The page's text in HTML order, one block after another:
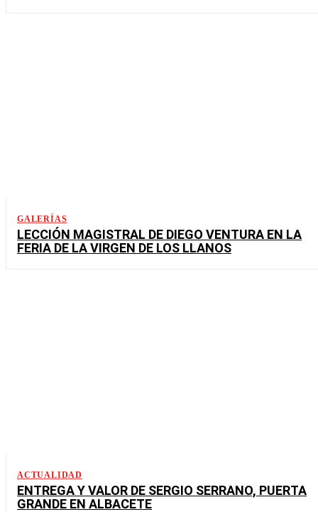
GALERÍAS
LECCIÓN MAGISTRAL DE DIEGO VENTURA EN LA
FERIA DE LA VIRGEN DE LOS LLANOS
ACTUALIDAD
ENTREGA Y VALOR DE SERGIO SERRANO, PUERTA
GRANDE EN ALBACETE